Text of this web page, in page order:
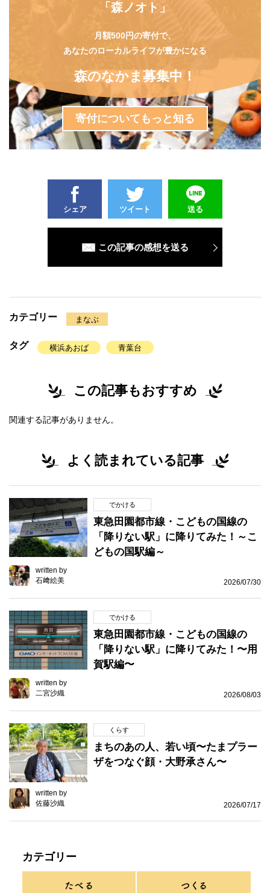
「森ノオト」
月額500円の寄付で、
あなたのローカルライフが豊かになる
森のなかま募集中！
寄付についてもっと知る
シェア ツイート 送る
この記事の感想を送る
カテゴリー まなぶ
タグ 横浜あおば 青葉台
この記事もおすすめ
関連する記事がありません。
よく読まれている記事
でかける
東急田園都市線・こどもの国線の
「降りない駅」に降りてみた！～こ
どもの国駅編～
written by
石﨑絵美
2026/07/30
でかける
東急田園都市線・こどもの国線の
「降りない駅」に降りてみた！〜用
賀駅編〜
written by
二宮沙織
2026/08/03
くらす
まちのあの人、若い頃〜たまプラー
ザをつなぐ顔・大野承さん〜
written by
佐藤沙織
2026/07/17
カテゴリー